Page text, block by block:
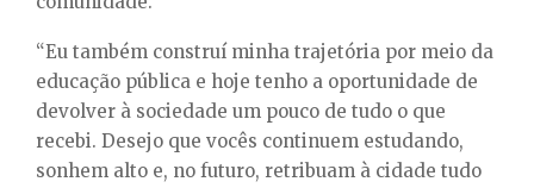
“Eu também construí minha trajetória por meio da
educação pública e hoje tenho a oportunidade de
devolver à sociedade um pouco de tudo o que
recebi. Desejo que vocês continuem estudando,
sonhem alto e, no futuro, retribuam à cidade tudo